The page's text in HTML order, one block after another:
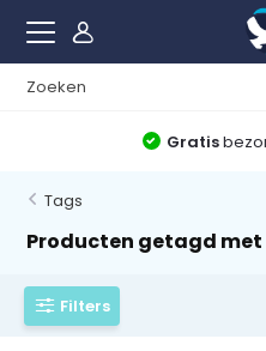
Gratis
Tags
Producten getagd
Filters